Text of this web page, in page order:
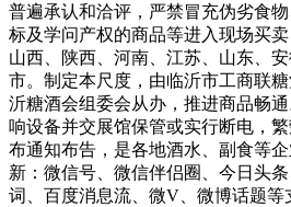
普遍承认和洽评，严禁冒充伪劣食
标及学问产权的商品等进入现场买卖
山西、陕西、河南、江苏、山东、
市。制定本尺度，由临沂市工商联
沂糖酒会组委会从办，推进商品畅
响设备并交展馆保管或实行断电，
布通知布告，是各地酒水、副食等企
新：微信号、微信伴侣圈、今日头
词、百度消息流、微V、微博话题等